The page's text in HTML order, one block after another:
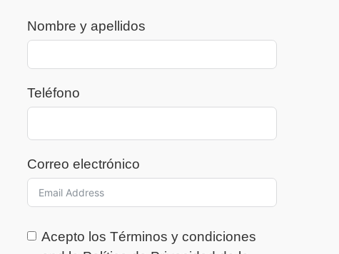
Nombre y apellidos
Teléfono
Correo electrónico
Acepto los Términos y condiciones